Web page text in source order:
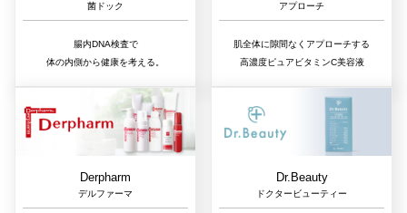
菌ドック
腸内DNA検査で
体の内側から健康を考える。
アプローチ
肌全体に隙間なくアプローチする
高濃度ピュアビタミンC美容液
Derpharm
デルファーマ
Dr.Beauty
ドクタービューティー